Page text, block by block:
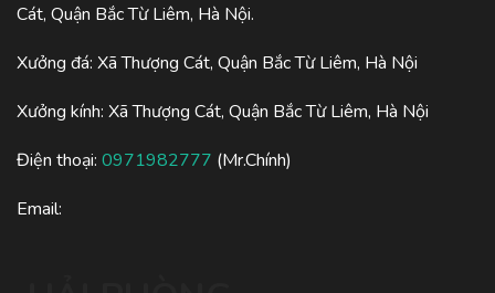
Cát, Quận Bắc Từ Liêm, Hà Nội.
Xưởng đá: Xã Thượng Cát, Quận Bắc Từ Liêm, Hà Nội
Xưởng kính: Xã Thượng Cát, Quận Bắc Từ Liêm, Hà Nội
Điện thoại: 0971982777 (Mr.Chính)
Email: